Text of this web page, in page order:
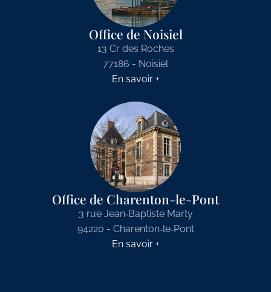
Office de Noisiel
13 Cr des Roches
77186 - Noisiel
En savoir +
Office de Charenton-le-Pont
3 rue Jean‑Baptiste Marty
94220 - Charenton‑le‑Pont
En savoir +